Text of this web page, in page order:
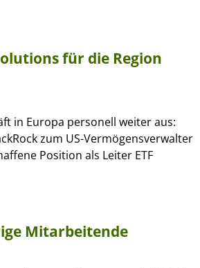
für die Region
in Europa personell weiter aus:
zum US-Vermögensverwalter
Position als Leiter ETF
Mitarbeitende